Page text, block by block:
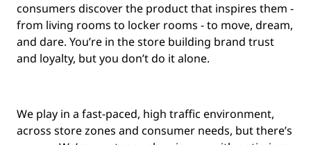
consumers discover the product that inspires them -
from living rooms to locker rooms - to move, dream,
and dare. You’re in the store building brand trust
and loyalty, but you don’t do it alone.
We play in a fast-paced, high traffic environment,
across store zones and consumer needs, but there’s